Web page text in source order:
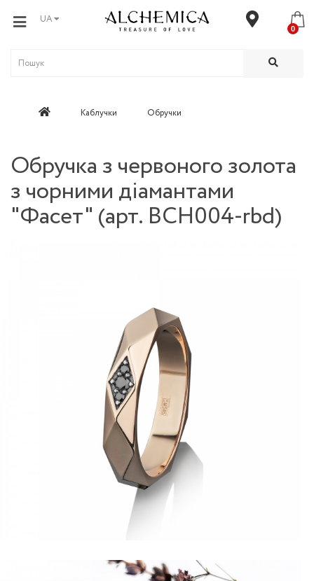
UA
0
Каблучки Обручки
Обручка з червоного золота
з чорними діамантами
"Фасет" (арт. BCH004-rbd)